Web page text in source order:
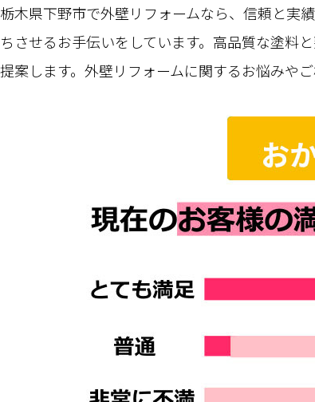
栃木県下野市で外壁リフォームなら、信頼と実
ちさせるお手伝いをしています。高品質な塗料
提案します。外壁リフォームに関するお悩みや